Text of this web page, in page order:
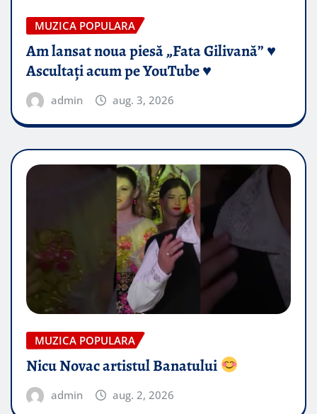
MUZICA POPULARA
Am lansat noua piesă „Fata Gilivană” ♥️
Ascultați acum pe YouTube ♥️
admin aug. 3, 2026
MUZICA POPULARA
Nicu Novac artistul Banatului
admin aug. 2, 2026